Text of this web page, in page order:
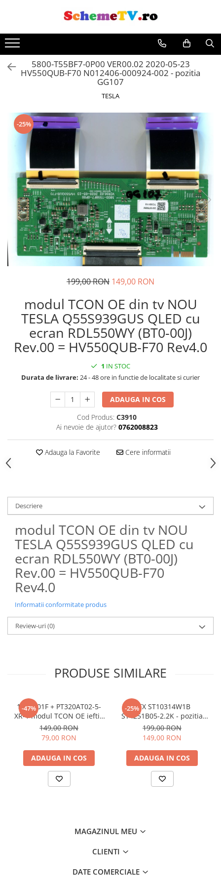
5800-T55BF7-0P00 VER00.02 2020-05-23
HV550QUB-F70 N012406-000924-002 - pozitia
GG107
TESLA
-25%
199,00 RON 149,00 RON
modul TCON OE din tv NOU
TESLA Q55S939GUS QLED cu
ecran RDL550WY (BT0-00J)
Rev.00 = HV550QUB-F70 Rev4.0
1 IN STOC
Durata de livrare: 24 - 48 ore in functie de localitate si curier
ADAUGA IN COS
Cod Produs: C3910
Ai nevoie de ajutor? 0762008823
Adauga la Favorite Cere informatii
Descriere
modul TCON OE din tv NOU
TESLA Q55S939GUS QLED cu
ecran RDL550WY (BT0-00J)
Rev.00 = HV550QUB-F70
Rev4.0
Informatii conformitate produs
Review-uri(0)
PRODUSE SIMILARE
-47%
17TC701F + PT320AT02-5-
XR-1 modul TCON OE ieftin
- pozitia PX536 PX539 PX746
GG07 GG301 GG406 GG822
149,00 RON
79,00 RON
ADAUGA IN COS
-25%CTX ST10314W1B
ST4251B05-2.2K - pozitia
GG547 YY121
199,00 RON
149,00 RON
ADAUGA IN COS
MAGAZINUL MEU
CLIENTI
DATE COMERCIALE